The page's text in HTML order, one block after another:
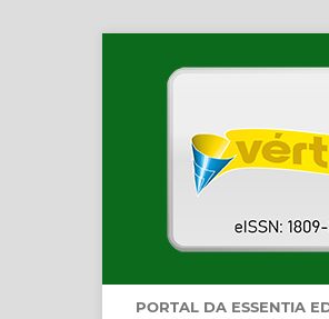
PORTAL DA ESSENTIA